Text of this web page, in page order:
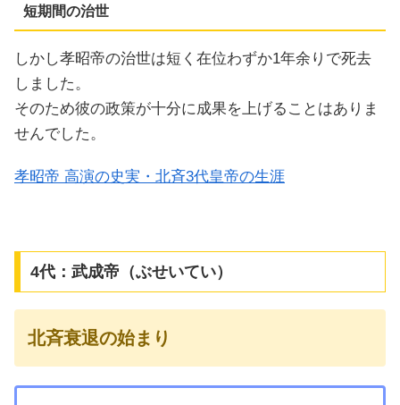
短期間の治世
しかし孝昭帝の治世は短く在位わずか1年余りで死去
しました。
そのため彼の政策が十分に成果を上げることはありま
せんでした。
孝昭帝 高演の史実・北斉3代皇帝の生涯
4代：武成帝（ぶせいてい）
北斉衰退の始まり